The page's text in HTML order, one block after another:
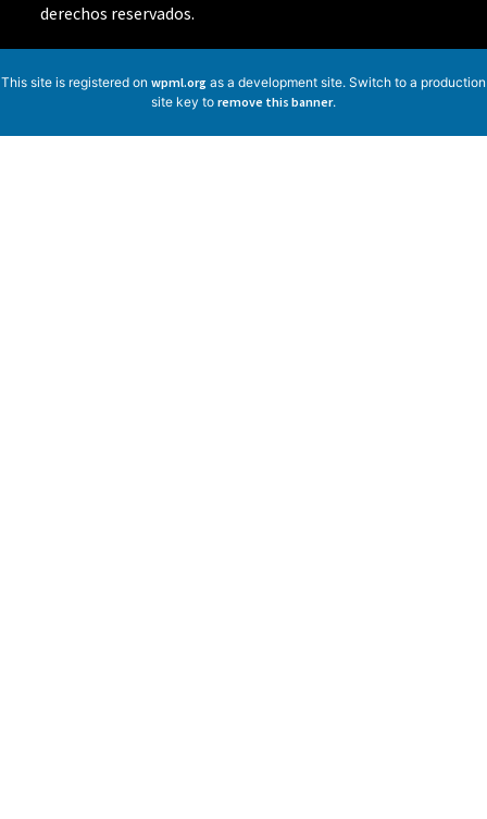
derechos reservados.
This site is registered on wpml.org as a development site. Switch to a production
site key to remove this banner.